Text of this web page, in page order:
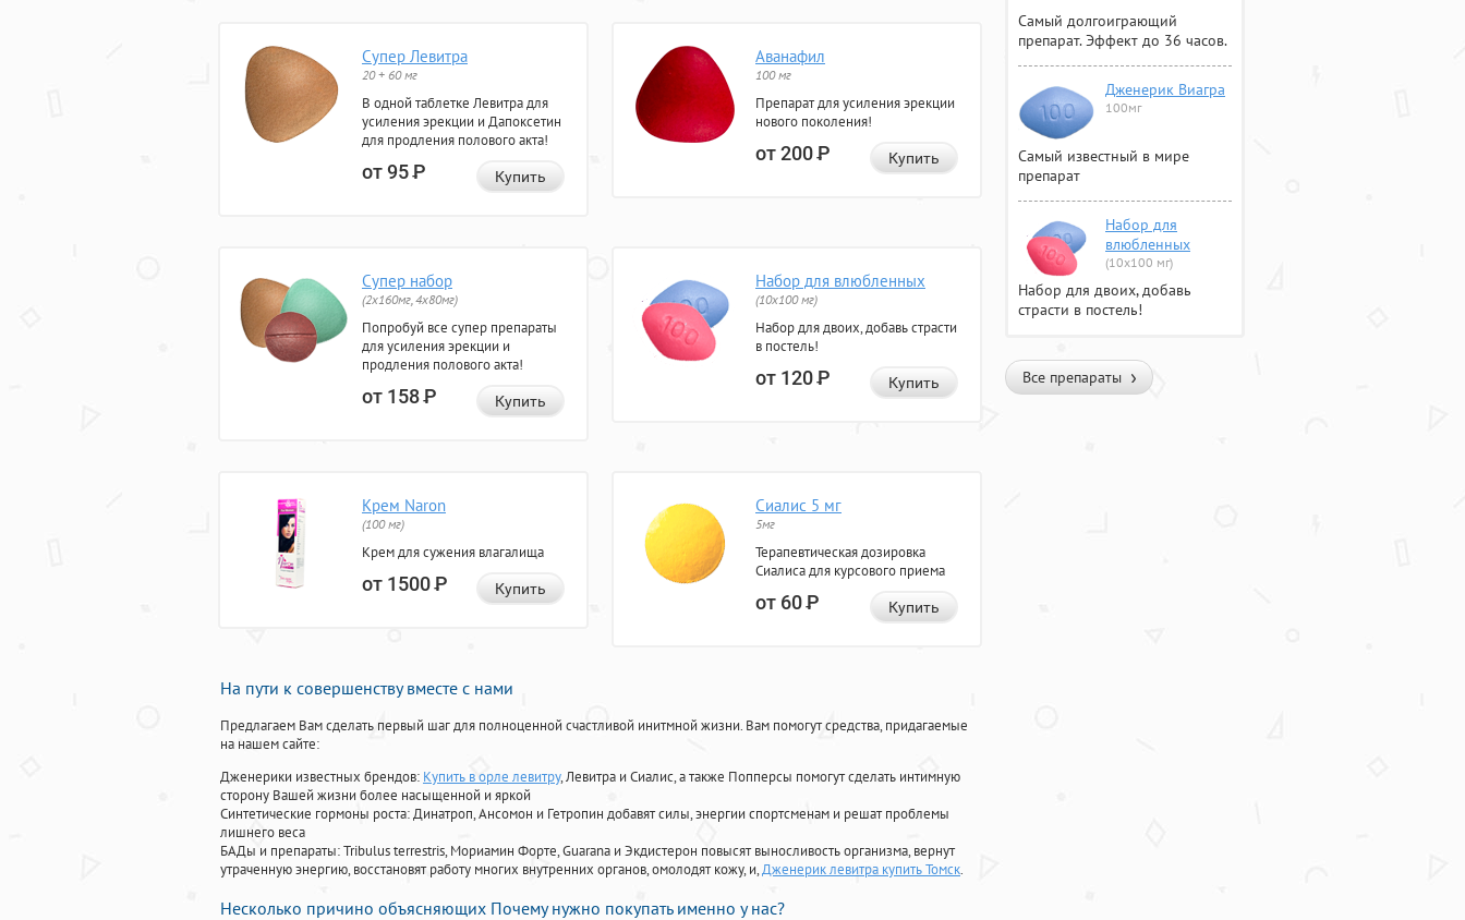
Супер Левитра
20 + 60 мг
В одной таблетке Левитра для
усиления эрекции и Дапоксетин
для продления полового акта!
от 95Р Купить
Аванафил
100 мг
Препарат для усиления эрекции
нового поколения!
от 200Р Купить
Супер набор
(2х160мг, 4х80мг)
Попробуй все супер препараты
для усиления эрекции и
продления полового акта!
от 158Р Купить
Набор для влюбленных
(10х100 мг)
Набор для двоих, добавь страсти
в постель!
от 120Р Купить
Крем Naron
(100 мг)
Крем для сужения влагалища
от 1500Р Купить
Сиалис 5 мг
5мг
Терапевтическая дозировка
Сиалиса для курсового приема
от 60Р Купить
На пути к совершенству вместе с нами
Предлагаем Вам сделать первый шаг для полноценной счастливой инитмной жизни. Вам помогут средства, придагаемые
на нашем сайте:
Дженерики известных брендов: Купить в орле левитру, Левитра и Сиалис, а также Попперсы помогут сделать интимную
сторону Вашей жизни более насыщенной и яркой
Синтетические гормоны роста: Динатроп, Ансомон и Гетропин добавят силы, энергии спортсменам и решат проблемы
лишнего веса
БАДы и препараты:Tribulus terrestris, Мориамин Форте, Guarana и Экдистерон повысят выносливость организма, вернут
утраченную энергию, восстановят работу многих внутренних органов, омолодят кожу, и,Дженерик левитра купить Томск.
Несколько причино объясняющих Почему нужно покупать именно у нас?
Самый долгоиграющий
препарат. Эффект до 36 часов.
Дженерик Виагра
100мг
Самый известный в мире
препарат
Набор для
влюбленных
(10х100 мг)
Набор для двоих, добавь
страсти в постель!
Все препараты